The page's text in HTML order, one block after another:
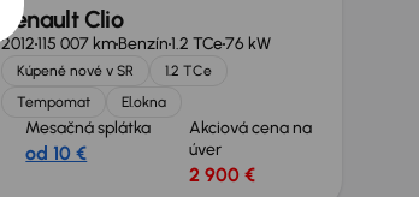
Renault Clio
2012115 007 kmBenzín1.2 TCe76 kW
Kúpené nové v SR
1.2 TCe
Tempomat
El.okna
Mesačná splátka
od 10 €
Akciová cena na
úver
2 900 €